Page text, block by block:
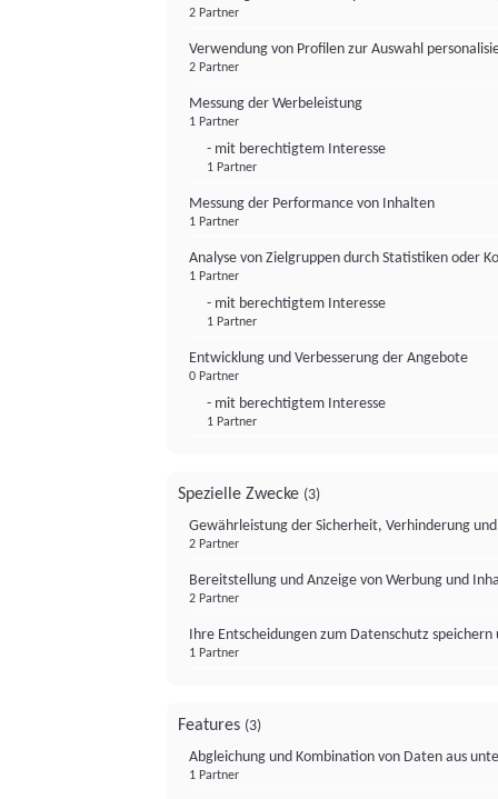
2 Partner
Verwendung von Profilen zur Auswahl
2 Partner
Messung der Werbeleistung
1 Partner
- mit berechtigtem Interesse
1 Partner
Messung der Performance von Inhalten
1 Partner
Analyse von Zielgruppen durch Statistiken oder
1 Partner
- mit berechtigtem Interesse
1 Partner
Entwicklung und Verbesserung der Angebote
0 Partner
- mit berechtigtem Interesse
1 Partner
Spezielle Zwecke (3)
Gewährleistung der Sicherheit, Verhinderung
2 Partner
Bereitstellung und Anzeige von Werbung und
2 Partner
Ihre Entscheidungen zum Datenschutz
1 Partner
Features (3)
Abgleichung und Kombination von Daten aus
1 Partner